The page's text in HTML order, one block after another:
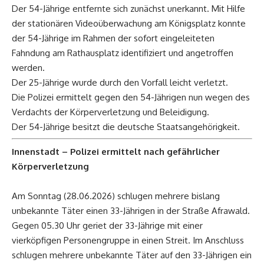
Der 54-Jährige entfernte sich zunächst unerkannt. Mit Hilfe
der stationären Videoüberwachung am Königsplatz konnte
der 54-Jährige im Rahmen der sofort eingeleiteten
Fahndung am Rathausplatz identifiziert und angetroffen
werden.
Der 25-Jährige wurde durch den Vorfall leicht verletzt.
Die Polizei ermittelt gegen den 54-Jährigen nun wegen des
Verdachts der Körperverletzung und Beleidigung.
Der 54-Jährige besitzt die deutsche Staatsangehörigkeit.
Innenstadt – Polizei ermittelt nach gefährlicher
Körperverletzung
Am Sonntag (28.06.2026) schlugen mehrere bislang
unbekannte Täter einen 33-Jährigen in der Straße Afrawald.
Gegen 05.30 Uhr geriet der 33-Jährige mit einer
vierköpfigen Personengruppe in einen Streit. Im Anschluss
schlugen mehrere unbekannte Täter auf den 33-Jährigen ein